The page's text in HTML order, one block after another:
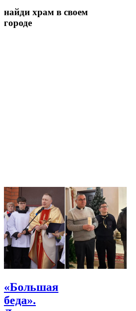
найди храм в своем
городе
«Большая
беда».